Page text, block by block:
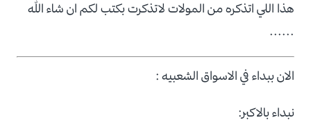
هذا اللي اتذكره من المولات لاتذكرت بكتب لكم ان شاء الله
......
الان ببداء في الاسواق الشعبيه :
نبداء بالاكبر: